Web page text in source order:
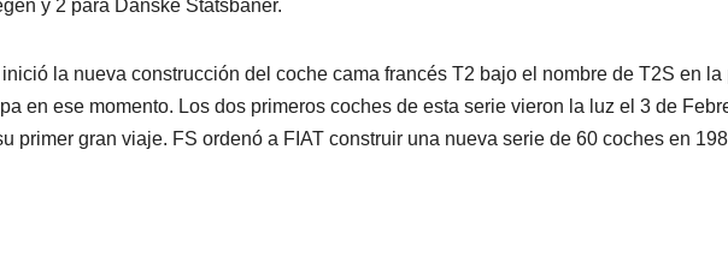
y 2 para Danske Statsbaner.
la nueva construcción del coche cama francés T2 bajo el nombre de T2S en
en ese momento. Los dos primeros coches de esta serie vieron la luz el 3 de
primer gran viaje. FS ordenó a FIAT construir una nueva serie de 60 coches en